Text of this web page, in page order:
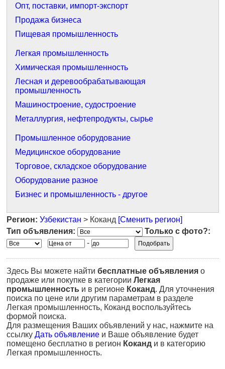
Опт, поставки, импорт-экспорт
Продажа бизнеса
Пищевая промышленность
Легкая промышленность
Химическая промышленность
Лесная и деревообрабатывающая
промышленность
Машиностроение, судостроение
Металлургия, нефтепродукты, сырье
Промышленное оборудование
Медицинское оборудование
Торговое, складское оборудование
Оборудование разное
Бизнес и промышленность - другое
Регион: Узбекистан > Коканд [Сменить регион]
Тип объявления:
Только с фото?:
-
Здесь Вы можете найти бесплатные объявления о
продаже или покупке в категории Легкая
промышленность и в регионе Коканд. Для уточнения
поиска по цене или другим параметрам в разделе
Легкая промышленность, Коканд воспользуйтесь
формой поиска.
Для размещения Ваших объявлений у нас, нажмите на
ссылку Дать объявление и Ваше объявление будет
помещено бесплатно в регион Коканд и в категорию
Легкая промышленность.